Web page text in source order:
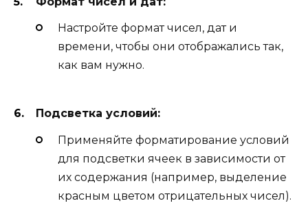
Настройте формат чисел, дат и
времени, чтобы они отображались так,
как вам нужно.
Подсветка условий:
Применяйте форматирование условий
для подсветки ячеек в зависимости от
их содержания (например, выделение
красным цветом отрицательных чисел).